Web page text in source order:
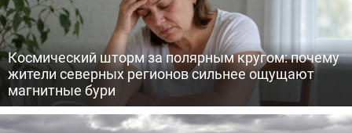
Космический шторм за полярным кругом: почему
жители северных регионов сильнее ощущают
магнитные бури